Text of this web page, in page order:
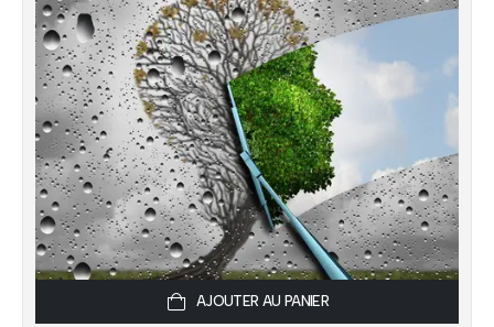
AJOUTER AU PANIER